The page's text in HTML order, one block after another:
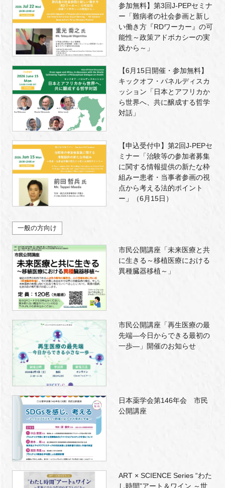
参加無料】第3回J-PEPセミナ
ー「難病者の社会参画と新し
い働き方『RDワーカー』の可
能性～政策アドボカシーの実
践から～」
【6月15日開催・参加無料】
キックオフ・パネルディスカ
ッション「日本とアフリカか
ら世界へ、共に醸成する哲学
対話」
【申込受付中】第2回J-PEPセ
ミナー「治験等の参加者募集
に関する情報提供の新たな枠
組みー患者・当事者参画の視
点から考える法的ポイント
ー」（6月15日）
一般の方向け
市民公開講座「未来医療と共
に生きる～移植医療における
異種臓器移植～」
市民公開講座「再生医療の最
先端―今日からできる最初の
一歩―」開催のお知らせ
日本薬学会第146年会 市民
公開講座
ART × SCIENCE Series “わた
し時間”アート＆ワイン ～世